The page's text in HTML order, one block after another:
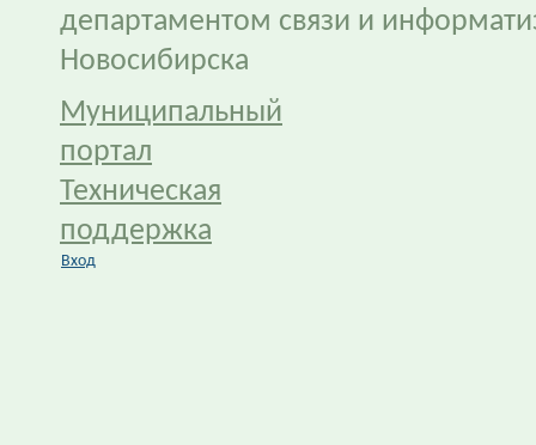
департаментом связи и
Новосибирска
Муниципальный
портал
Техническая
поддержка
Вход